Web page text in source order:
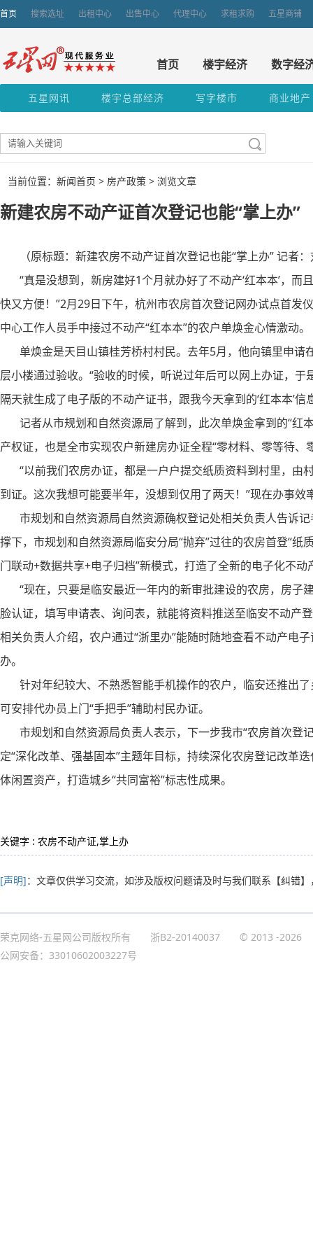
首页 搜索选址 出租中心 出售中心 代理中心 求租求购 五星商铺
首页 楼宇经济 数字经
五星网讯 楼宇总部经济 写字楼市 商业地产
当前位置：新闻首页 > 房产政策 > 浏览文章
新建农房不动产证首次登记也能“掌上办”
（原标题：新建农房不动产证首次登记也能“掌上办” 记者
“真是没想到，新房建好1个月就办好了不动产‘红本本’，而
快又方便！”2月29日下午，杭州市农房首次登记网办试点首发
中心工作人员手中接过不动产“红本本”的农户单焕金心情激动。
单焕金是天目山镇桂芳桥村村民。去年5月，他向镇里申请
层小楼通过验收。“验收的时候，听说过年后可以网上办证，于
隔天就生成了电子版的不动产证书，跟我今天拿到的‘红本本’信
记者从市规划和自然资源局了解到，此次单焕金拿到的“红
产权证，也是全市实现农户新建房办证全程“零材料、零等待、
“以前我们农房办证，都是一户户提交纸质资料到村里，由
到证。这次我想可能要半年，没想到仅用了两天！”现在办事效
市规划和自然资源局自然资源确权登记处相关负责人告诉
撑下，市规划和自然资源局临安分局“抛弃”过往的农房首登“纸
门联动+数据共享+电子归档”新模式，打造了全新的电子化不动
“现在，只要是临安最近一年内的新审批建设的农房，房子
脸认证，填写申请表、询问表，就能将资料推送至临安不动产
相关负责人介绍，农户通过“浙里办”能随时随地查看不动产电
办。
针对年纪较大、不熟悉智能手机操作的农户，临安还推出
可安排代办员上门“手把手”辅助村民办证。
市规划和自然资源局负责人表示，下一步我市“农房首次登
定“深化改革、强基固本”主题年目标，持续深化农房登记改革
体闲置资产，打造城乡“共同富裕”标志性成果。
关键字 : 农房不动产证,掌上办
[声明]：文章仅供学习交流，如涉及版权问题请及时与我们联系 【纠错】
荣克网络-五星网公司版权所有 浙B2-20140037 © 2013 -2026
公网安备：33010602003227号